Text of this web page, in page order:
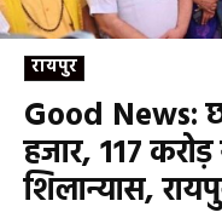
रायपुर
Good News:
हजार, 117
शिलान्यास,